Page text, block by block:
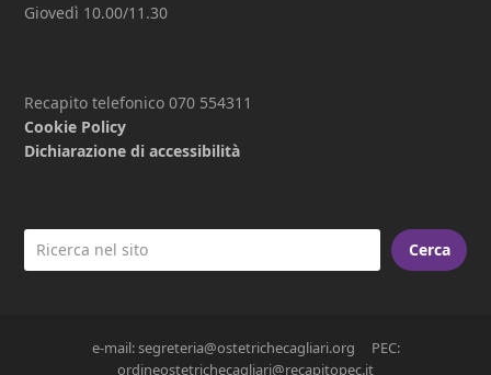
Giovedì 10.00/11.30
Recapito telefonico 070 554311
Cookie Policy
Dichiarazione di accessibilità
Cerca
e-mail: segreteria@ostetrichecagliari.org PEC:
ordineostetrichecagliari@recapitopec.it